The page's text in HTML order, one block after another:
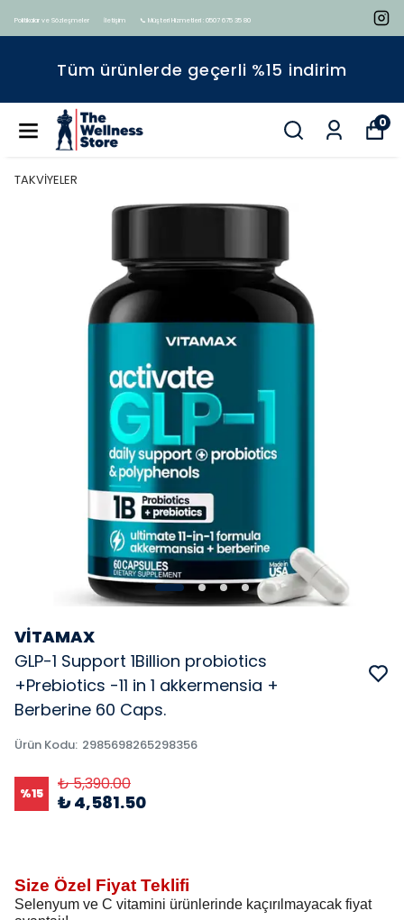
Politikalar ve Sözleşmeler İletişim 📞 Müşteri Hizmetleri : 0507 675 35 80
Tüm ürünlerde geçerli %15 indirim
0
TAKVİYELER
VİTAMAX
GLP-1 Support 1Billion probiotics
+Prebiotics -11 in 1 akkermensia +
Berberine 60 Caps.
Ürün Kodu: 2985698265298356
%15 ₺ 5,390.00
₺ 4,581.50
Size Özel Fiyat Teklifi
Selenyum ve C vitamini ürünlerinde kaçırılmayacak fiyat